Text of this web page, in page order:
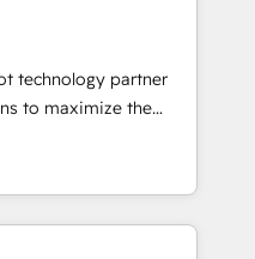
Partner 💻 -
technology partner
to maximize the
The fastest-
MakeWebBetter,
expertise &
us to